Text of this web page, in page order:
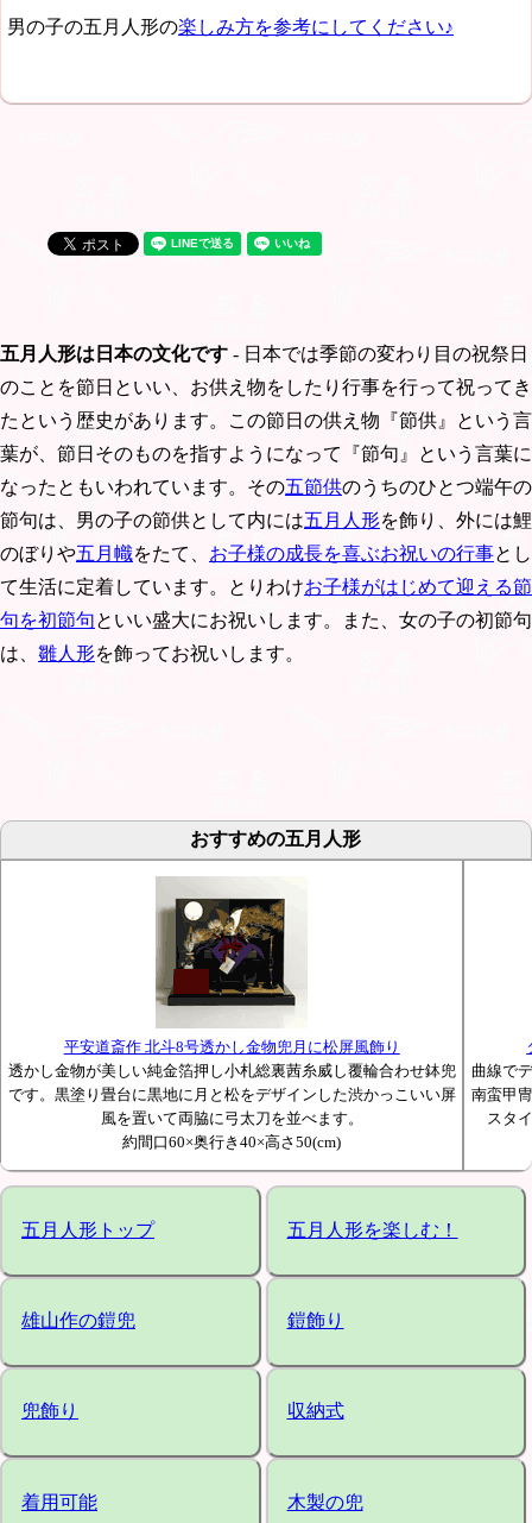
男の子の五月人形の楽しみ方を参考にしてください♪
五月人形は日本の文化です - 日本では季節の変わり目の祝祭日
のことを節日といい、お供え物をしたり行事を行って祝ってき
たという歴史があります。この節日の供え物『節供』という言
葉が、節日そのものを指すようになって『節句』という言葉に
なったともいわれています。その五節供のうちのひとつ端午の
節句は、男の子の節供として内には五月人形を飾り、外には鯉
のぼりや五月幟をたて、 お子様の成長を喜ぶお祝いの行事とし
て生活に定着しています。とりわけお子様がはじめて迎える節
句を初節句といい盛大にお祝いします。また、女の子の初節句
は、 雛人形を飾ってお祝いします。
おすすめの五月人形
平安道斎作 北斗8号透かし金物兜月に松屏風飾り
透かし金物が美しい純金箔押し小札総裏茜糸威し覆輪合わせ鉢兜
です。黒塗り畳台に黒地に月と松をデザインした渋かっこいい屏
風を置いて両脇に弓太刀を並べます。
約間口60×奥行き40×高さ50(cm)
曲線で
南蛮甲
スタ
五月人形トップ 五月人形を楽しむ！
雄山作の鎧兜 鎧飾り
兜飾り 収納式
着用可能 木製の兜